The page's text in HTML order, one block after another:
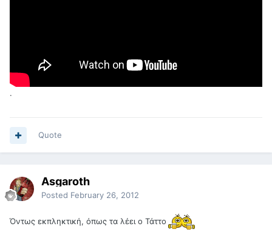
.
Quote
Asgaroth
Posted February 26, 2012
Όντως εκπληκτική, όπως τα λέει ο Τάττο